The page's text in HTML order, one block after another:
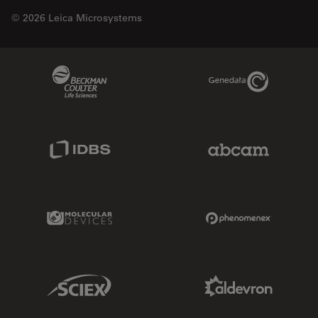
© 2026 Leica Microsystems
Genedata Link
IDBS Link
Molecular Devices Link
Sciex Link